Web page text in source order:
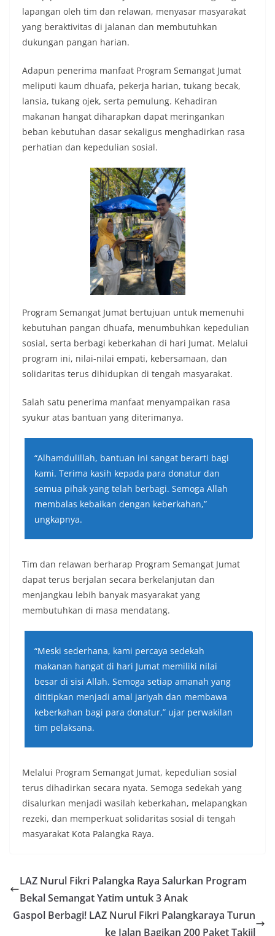
lapangan oleh tim dan relawan, menyasar masyarakat
yang beraktivitas di jalanan dan membutuhkan
dukungan pangan harian.
Adapun penerima manfaat Program Semangat Jumat
meliputi kaum dhuafa, pekerja harian, tukang becak,
lansia, tukang ojek, serta pemulung. Kehadiran
makanan hangat diharapkan dapat meringankan
beban kebutuhan dasar sekaligus menghadirkan rasa
perhatian dan kepedulian sosial.
Program Semangat Jumat bertujuan untuk memenuhi
kebutuhan pangan dhuafa, menumbuhkan kepedulian
sosial, serta berbagi keberkahan di hari Jumat. Melalui
program ini, nilai-nilai empati, kebersamaan, dan
solidaritas terus dihidupkan di tengah masyarakat.
Salah satu penerima manfaat menyampaikan rasa
syukur atas bantuan yang diterimanya.
“Alhamdulillah, bantuan ini sangat berarti bagi
kami. Terima kasih kepada para donatur dan
semua pihak yang telah berbagi. Semoga Allah
membalas kebaikan dengan keberkahan,”
ungkapnya.
Tim dan relawan berharap Program Semangat Jumat
dapat terus berjalan secara berkelanjutan dan
menjangkau lebih banyak masyarakat yang
membutuhkan di masa mendatang.
“Meski sederhana, kami percaya sedekah
makanan hangat di hari Jumat memiliki nilai
besar di sisi Allah. Semoga setiap amanah yang
dititipkan menjadi amal jariyah dan membawa
keberkahan bagi para donatur,” ujar perwakilan
tim pelaksana.
Melalui Program Semangat Jumat, kepedulian sosial
terus dihadirkan secara nyata. Semoga sedekah yang
disalurkan menjadi wasilah keberkahan, melapangkan
rezeki, dan memperkuat solidaritas sosial di tengah
masyarakat Kota Palangka Raya.
LAZ Nurul Fikri Palangka Raya Salurkan Program
Bekal Semangat Yatim untuk 3 Anak
Gaspol Berbagi! LAZ Nurul Fikri Palangkaraya Turun
ke Jalan Bagikan 200 Paket Takjil​